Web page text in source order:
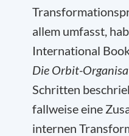
allem umfasst,
International
Die Orbit-
Schritten
fallweise eine
internen